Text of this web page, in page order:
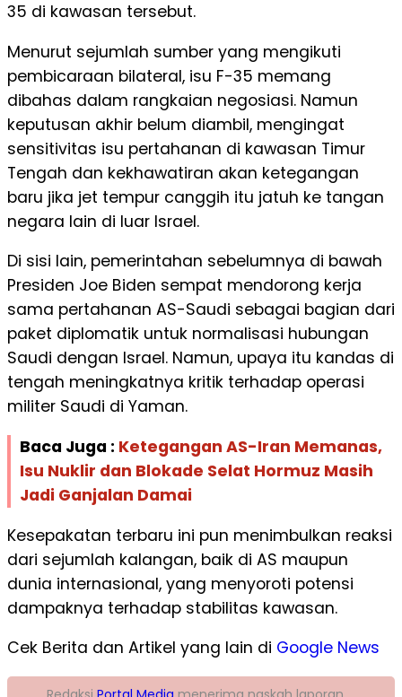
35 di kawasan tersebut.
Menurut sejumlah sumber yang mengikuti
pembicaraan bilateral, isu F-35 memang
dibahas dalam rangkaian negosiasi. Namun
keputusan akhir belum diambil, mengingat
sensitivitas isu pertahanan di kawasan Timur
Tengah dan kekhawatiran akan ketegangan
baru jika jet tempur canggih itu jatuh ke tangan
negara lain di luar Israel.
Di sisi lain, pemerintahan sebelumnya di bawah
Presiden Joe Biden sempat mendorong kerja
sama pertahanan AS-Saudi sebagai bagian dari
paket diplomatik untuk normalisasi hubungan
Saudi dengan Israel. Namun, upaya itu kandas di
tengah meningkatnya kritik terhadap operasi
militer Saudi di Yaman.
Baca Juga : Ketegangan AS-Iran Memanas,
Isu Nuklir dan Blokade Selat Hormuz Masih
Jadi Ganjalan Damai
Kesepakatan terbaru ini pun menimbulkan reaksi
dari sejumlah kalangan, baik di AS maupun
dunia internasional, yang menyoroti potensi
dampaknya terhadap stabilitas kawasan.
Cek Berita dan Artikel yang lain di Google News